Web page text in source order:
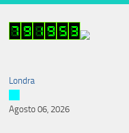
Londra
Agosto 06, 2026